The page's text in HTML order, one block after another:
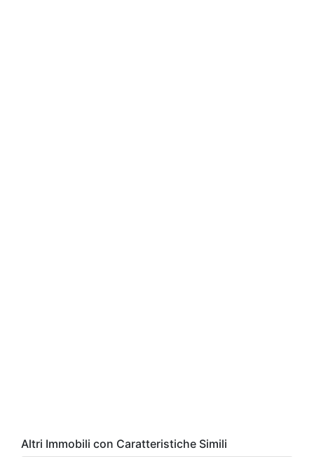
Altri Immobili con Caratteristiche Simili